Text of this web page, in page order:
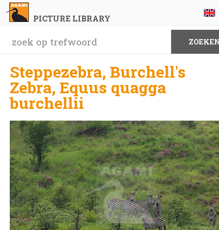
PICTURE LIBRARY
Steppezebra, Burchell's
Zebra, Equus quagga
burchellii